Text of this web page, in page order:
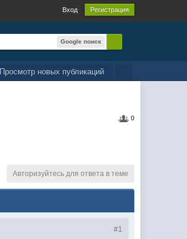
Вход Регистрация
Google поиск
Просмотр новых публикаций
0
Авторизуйтесь для ответа в теме
#1